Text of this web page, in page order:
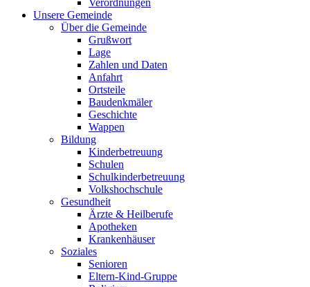
Verordnungen
Unsere Gemeinde
Über die Gemeinde
Grußwort
Lage
Zahlen und Daten
Anfahrt
Ortsteile
Baudenkmäler
Geschichte
Wappen
Bildung
Kinderbetreuung
Schulen
Schulkinderbetreuung
Volkshochschule
Gesundheit
Ärzte & Heilberufe
Apotheken
Krankenhäuser
Soziales
Senioren
Eltern-Kind-Gruppe